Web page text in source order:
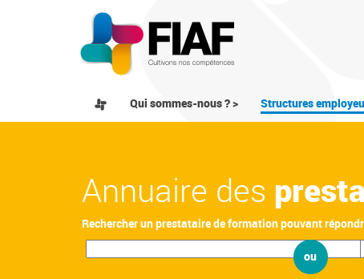
Qui sommes-nous ? > Structures
Annuaire des
Rechercher un prestataire de formation pouvant
ou